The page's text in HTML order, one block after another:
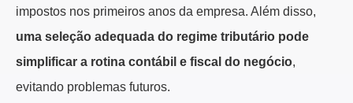
impostos nos primeiros anos da empresa. Além disso,
uma seleção adequada do regime tributário pode
simplificar a rotina contábil e fiscal do negócio,
evitando problemas futuros.